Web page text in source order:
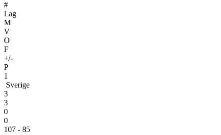
#
Lag
M
V
O
F
+/-
P
1
Sverige
3
3
0
0
107 - 85